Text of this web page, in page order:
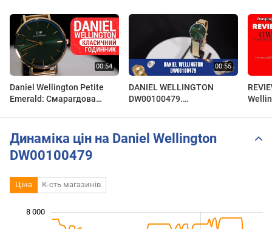
Daniel Wellington Petite
Emerald: Смарагдова
огляд DEKA
DANIEL WELLINGTON
DW00100479.
Динаміка цін на Daniel Wellington
DW00100479
Ціна К-сть магазинів
8 000